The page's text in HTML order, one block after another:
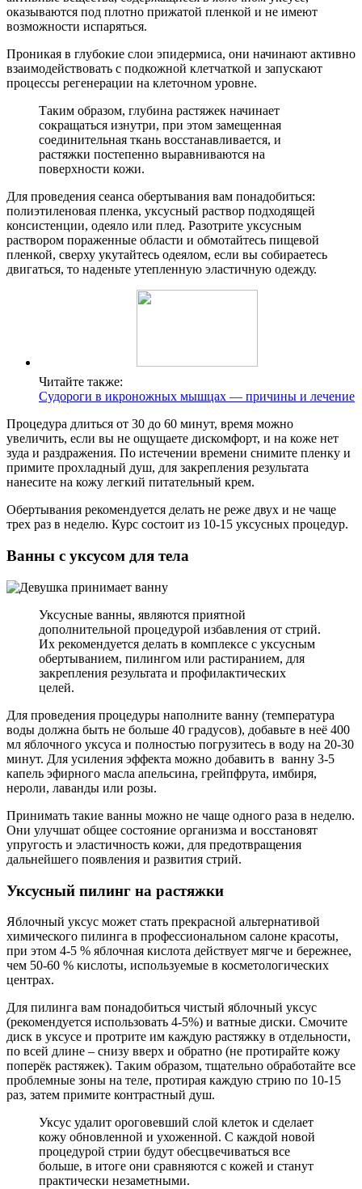
оказываются под плотно прижатой пленкой и не имеют
возможности испаряться.
Проникая в глубокие слои эпидермиса, они начинают активно
взаимодействовать с подкожной клетчаткой и запускают
процессы регенерации на клеточном уровне.
Таким образом, глубина растяжек начинает
сокращаться изнутри, при этом замещенная
соединительная ткань восстанавливается, и
растяжки постепенно выравниваются на
поверхности кожи.
Для проведения сеанса обертывания вам понадобиться:
полиэтиленовая пленка, уксусный раствор подходящей
консистенции, одеяло или плед. Разотрите уксусным
раствором пораженные области и обмотайтесь пищевой
пленкой, сверху укутайтесь одеялом, если вы собираетесь
двигаться, то наденьте утепленную эластичную одежду.
Читайте также:
Судороги в икроножных мышцах — причины и лечение
Процедура длиться от 30 до 60 минут, время можно
увеличить, если вы не ощущаете дискомфорт, и на коже нет
зуда и раздражения. По истечении времени снимите пленку и
примите прохладный душ, для закрепления результата
нанесите на кожу легкий питательный крем.
Обертывания рекомендуется делать не реже двух и не чаще
трех раз в неделю. Курс состоит из 10-15 уксусных процедур.
Ванны с уксусом для тела
Уксусные ванны, являются приятной
дополнительной процедурой избавления от стрий.
Их рекомендуется делать в комплексе с уксусным
обертыванием, пилингом или растиранием, для
закрепления результата и профилактических
целей.
Для проведения процедуры наполните ванну (температура
воды должна быть не больше 40 градусов), добавьте в неё 400
мл яблочного уксуса и полностью погрузитесь в воду на 20-30
минут. Для усиления эффекта можно добавить в ванну 3-5
капель эфирного масла апельсина, грейпфрута, имбиря,
нероли, лаванды или розы.
Принимать такие ванны можно не чаще одного раза в неделю.
Они улучшат общее состояние организма и восстановят
упругость и эластичность кожи, для предотвращения
дальнейшего появления и развития стрий.
Уксусный пилинг на растяжки
Яблочный уксус может стать прекрасной альтернативой
химического пилинга в профессиональном салоне красоты,
при этом 4-5 % яблочная кислота действует мягче и бережнее,
чем 50-60 % кислоты, используемые в косметологических
центрах.
Для пилинга вам понадобиться чистый яблочный уксус
(рекомендуется использовать 4-5%) и ватные диски. Смочите
диск в уксусе и протрите им каждую растяжку в отдельности,
по всей длине – снизу вверх и обратно (не протирайте кожу
поперёк растяжек). Таким образом, тщательно обработайте все
проблемные зоны на теле, протирая каждую стрию по 10-15
раз, затем примите контрастный душ.
Уксус удалит ороговевший слой клеток и сделает
кожу обновленной и ухоженной. С каждой новой
процедурой стрии будут обесцвечиваться все
больше, в итоге они сравняются с кожей и станут
практически незаметными.